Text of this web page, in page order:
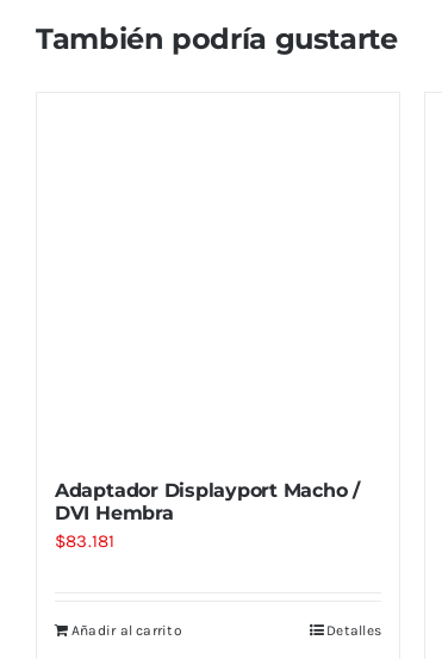
También podría gustarte
Adaptador Displayport Macho /
DVI Hembra
$83.181
Añadir al carrito Detalles